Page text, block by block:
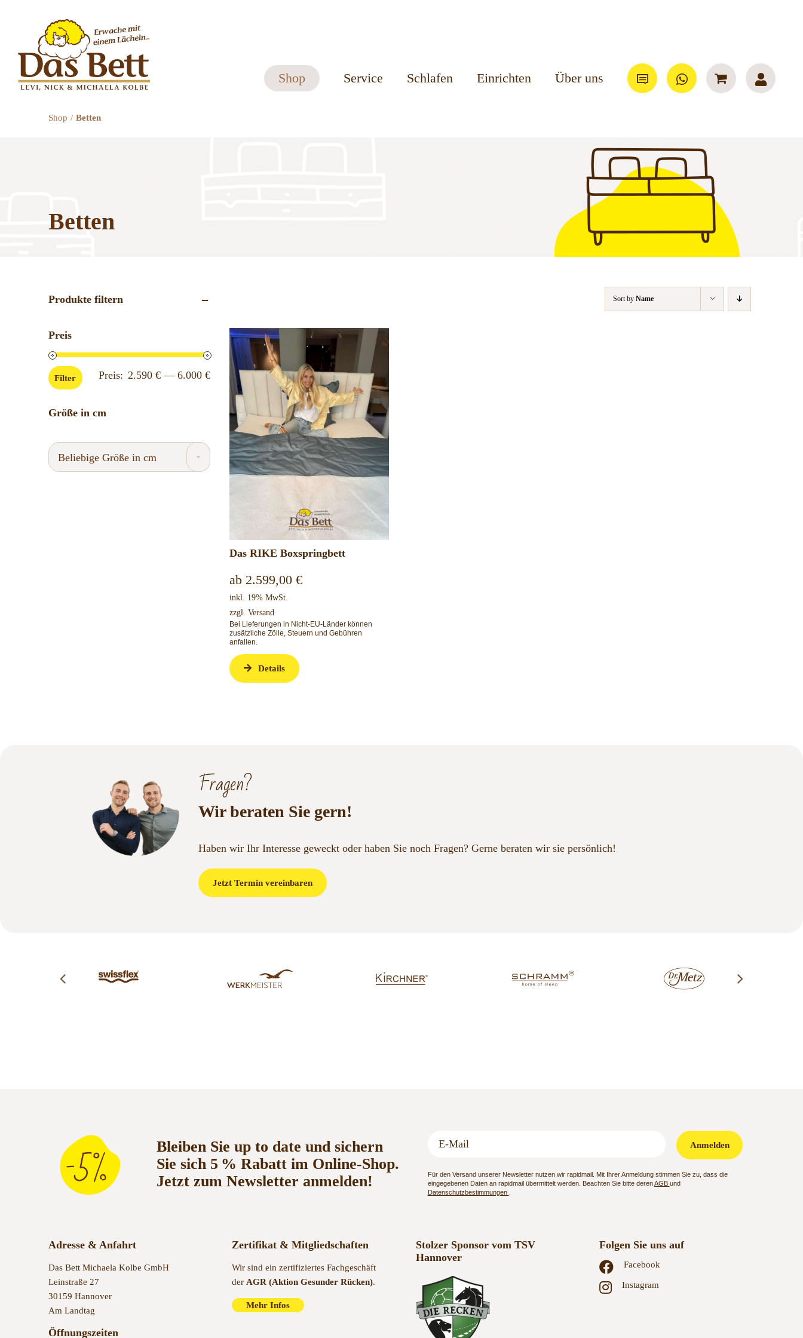
Shop Service Schlafen Einrichten Über uns
Shop Betten
Betten
Produkte filtern
Preis
Min.
Preis
Max.
Preis
Filter Preis: 2.590 € —6.000 €
Größe in cm
Beliebige Größe in cm
Sort byName
Das RIKE Boxspringbett
ab 2.599,00€
inkl. 19% MwSt.
zzgl.Versand
Bei Lieferungen in Nicht-EU-Länder können
zusätzliche Zölle, Steuern und Gebühren
anfallen.
Details
Fragen?
Wir beraten Sie gern!
Haben wir Ihr Interesse geweckt oder haben Sie noch Fragen?Gerne beraten wir sie persönlich!
Jetzt Termin vereinbaren
Bleiben Sie up to date und sichern
Sie sich 5 % Rabatt im Online-Shop.
Jetzt zum Newsletter anmelden!
Anmelden
Für den Versand unserer Newsletter nutzen wir rapidmail. Mit Ihrer Anmeldung stimmen Sie zu, dass die
eingegebenen Daten an rapidmail übermittelt werden. Beachten Sie bitte derenAGB und
Datenschutzbestimmungen
Adresse & Anfahrt
Das Bett Michaela Kolbe GmbH
Leinstraße 27
30159 Hannover
Am Landtag
Öffnungszeiten
Zertifikat & Mitgliedschaften
Wir sind ein zertifiziertes Fachgeschäft
der AGR (Aktion Gesunder Rücken).
Mehr Infos
Stolzer Sponsor vom TSV
Hannover
Folgen Sie uns auf
Facebook
Instagram